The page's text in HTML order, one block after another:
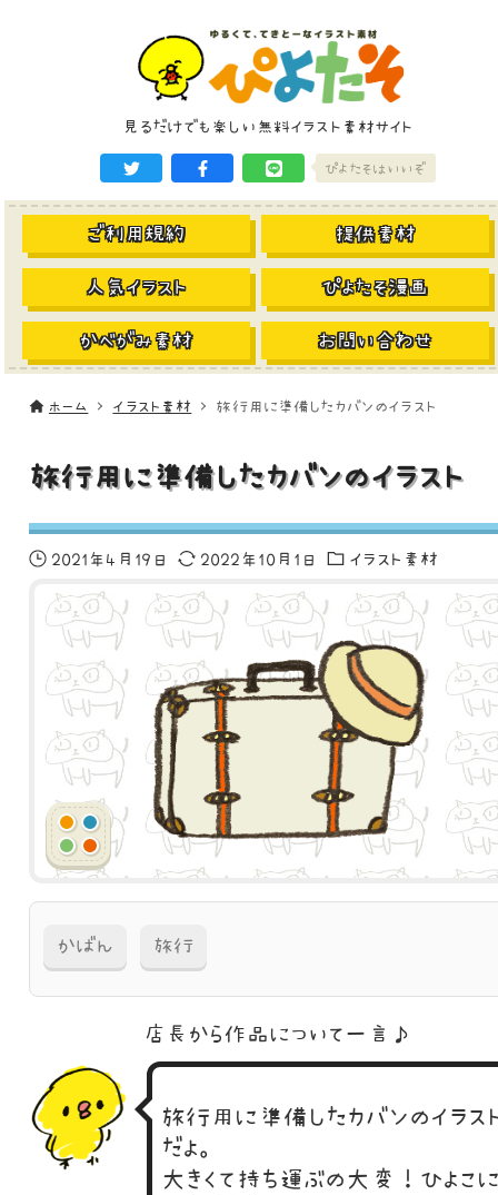
見るだけでも楽しい無料イラスト素材サイト
ぴよたそはいいぞ
ご利用規約 提供素材
人気イラスト ぴよたそ漫画
かべがみ素材 お問い合わせ
ホーム イラスト素材 旅行用に準備したカバンのイラスト
旅行用に準備したカバンのイラスト
2021年4月19日 2022年10月1日 イラスト素材
かばん 旅行
店長から作品に ついて一言♪
旅行用に準備したカバンのイラス
だよ。
大きくて持ち運ぶの大変！ひよこ